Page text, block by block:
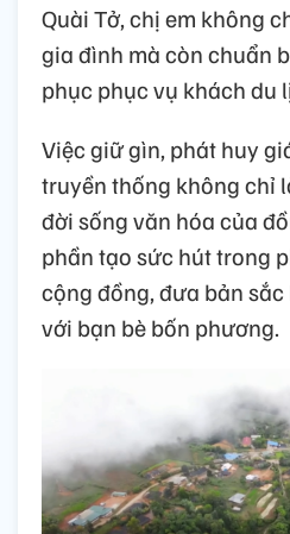
Quài Tở, chị em không
gia đình mà còn chuẩn
phục phục vụ khách du
Việc giữ gìn, phát huy
truyền thống không chỉ
đời sống văn hóa của
phần tạo sức hút trong
cộng đồng, đưa bản
với bạn bè bốn phương.